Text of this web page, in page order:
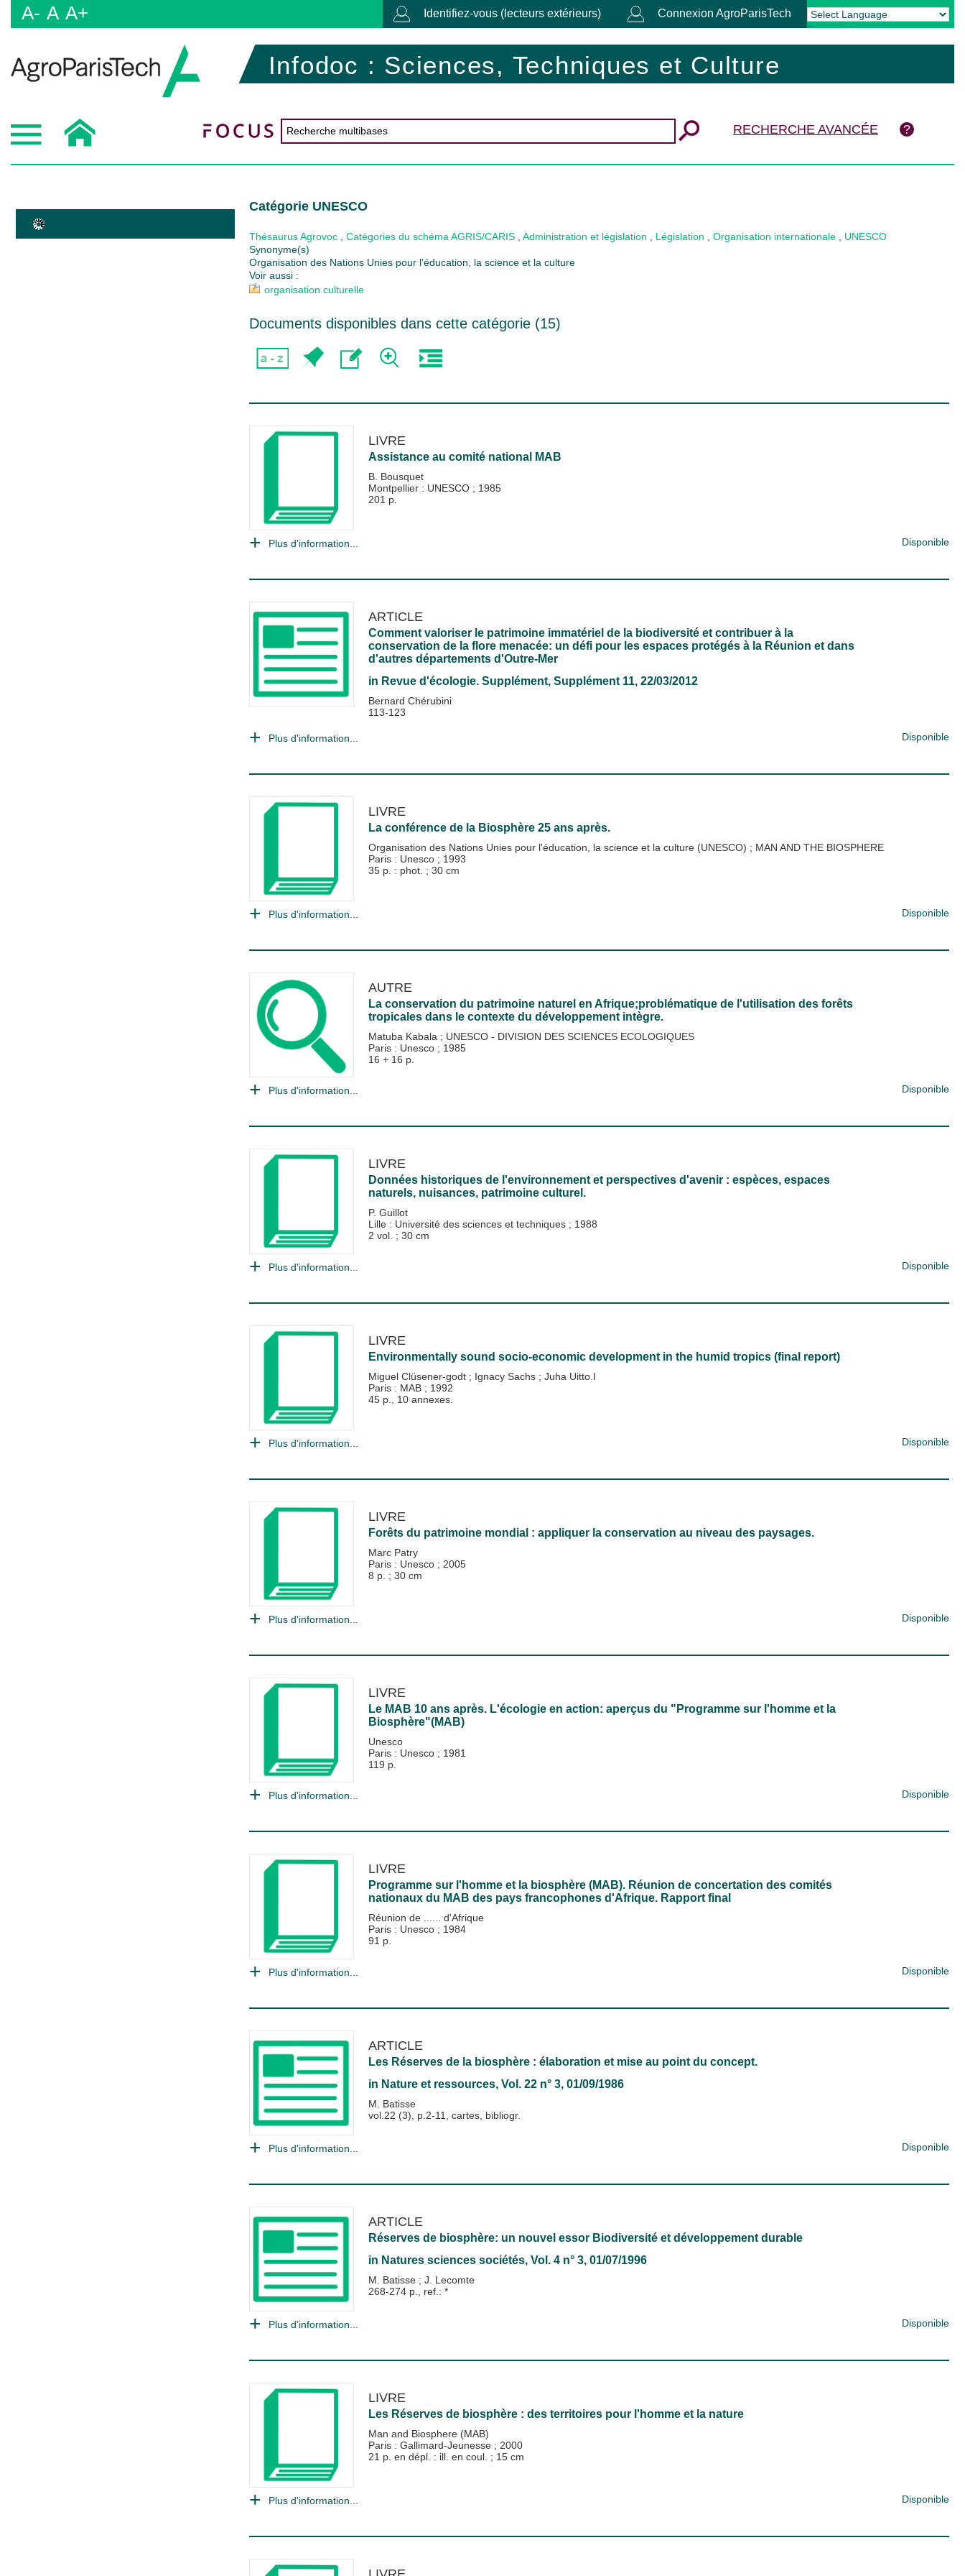
A- A A+ Identifiez-vous (lecteurs extérieurs) Connexion AgroParisTech
Powered by Translate
Infodoc : Sciences, Techniques et Culture
RECHERCHE AVANCÉE
Catégorie UNESCO
Thésaurus Agrovoc Catégories du schéma AGRIS/CARIS Administration et législation Législation Organisation internationale
UNESCO
Synonyme(s)
Organisation des Nations Unies pour l'éducation, la science et la culture
Voir aussi :
organisation culturelle
Documents disponibles dans cette catégorie (15)
LIVRE
Assistance au comité national MAB
B. Bousquet
Montpellier : UNESCO ; 1985
201 p.
Plus d'information... Disponible
ARTICLE
Comment valoriser le patrimoine immatériel de la biodiversité et contribuer à la
conservation de la flore menacée: un défi pour les espaces protégés à la Réunion et dans
d'autres départements d'Outre-Mer
in Revue d'écologie. Supplément, Supplément 11, 22/03/2012
Bernard Chérubini
113-123
Plus d'information... Disponible
LIVRE
La conférence de la Biosphère 25 ans après.
Organisation des Nations Unies pour l'éducation, la science et la culture (UNESCO) ; MAN AND THE BIOSPHERE
Paris : Unesco ; 1993
35 p. : phot. ; 30 cm
Plus d'information... Disponible
AUTRE
La conservation du patrimoine naturel en Afrique;problématique de l'utilisation des forêts
tropicales dans le contexte du développement intègre.
Matuba Kabala ; UNESCO - DIVISION DES SCIENCES ECOLOGIQUES
Paris : Unesco ; 1985
16 + 16 p.
Plus d'information... Disponible
LIVRE
Données historiques de l'environnement et perspectives d'avenir : espèces, espaces
naturels, nuisances, patrimoine culturel.
P. Guillot
Lille : Université des sciences et techniques ; 1988
2 vol. ; 30 cm
Plus d'information... Disponible
LIVRE
Environmentally sound socio-economic development in the humid tropics (final report)
Miguel Clüsener-godt ; Ignacy Sachs ; Juha Uitto.I
Paris : MAB ; 1992
45 p., 10 annexes.
Plus d'information... Disponible
LIVRE
Forêts du patrimoine mondial : appliquer la conservation au niveau des paysages.
Marc Patry
Paris : Unesco ; 2005
8 p. ; 30 cm
Plus d'information... Disponible
LIVRE
Le MAB 10 ans après. L'écologie en action: aperçus du "Programme sur l'homme et la
Biosphère"(MAB)
Unesco
Paris : Unesco ; 1981
119 p.
Plus d'information... Disponible
LIVRE
Programme sur l'homme et la biosphère (MAB). Réunion de concertation des comités
nationaux du MAB des pays francophones d'Afrique. Rapport final
Réunion de ...... d'Afrique
Paris : Unesco ; 1984
91 p.
Plus d'information... Disponible
ARTICLE
Les Réserves de la biosphère : élaboration et mise au point du concept.
in Nature et ressources, Vol. 22 n° 3, 01/09/1986
M. Batisse
vol.22 (3), p.2-11, cartes, bibliogr.
Plus d'information... Disponible
ARTICLE
Réserves de biosphère: un nouvel essor Biodiversité et développement durable
in Natures sciences sociétés, Vol. 4 n° 3, 01/07/1996
M. Batisse ; J. Lecomte
268-274 p., ref.: *
Plus d'information... Disponible
LIVRE
Les Réserves de biosphère : des territoires pour l'homme et la nature
Man and Biosphere (MAB)
Paris : Gallimard-Jeunesse ; 2000
21 p. en dépl. : ill. en coul. ; 15 cm
Plus d'information... Disponible